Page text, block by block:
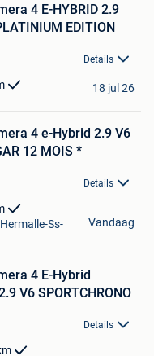
4 E-HYBRID 2.9
EDITION
Details
18 jul 26
4 e-Hybrid 2.9 V6
12 MOIS *
Details
Ss-
Vandaag
4 E-Hybrid
V6 SPORTCHRONO
Details